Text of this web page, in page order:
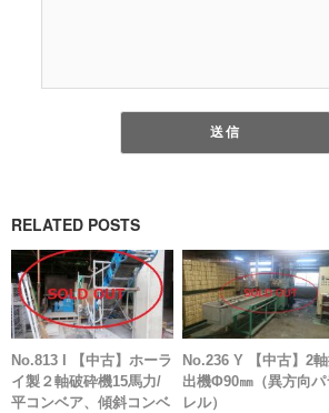
RELATED POSTS
No.813 I 【中古】ホーラ
イ製２軸破砕機15馬力/
平コンベア、傾斜コンベ
No.236 Y 【中古】2
出機Φ90㎜（異方向パ
レル）